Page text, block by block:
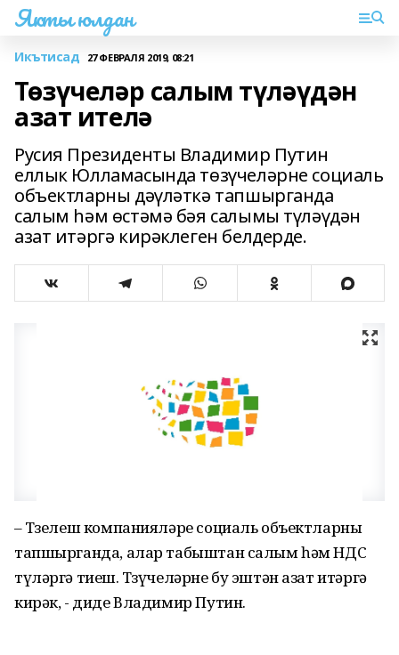
Якты юлдан
Икътисад 27 ФЕВРАЛЯ 2019, 08:21
Төзүчеләр салым түләүдән
азат ителә
Русия Президенты Владимир Путин
еллык Юлламасында төзүчеләрне социаль
объектларны дәүләткә тапшырганда
салым һәм өстәмә бәя салымы түләүдән
азат итәргә кирәклеген белдерде.
– Төзелеш компанияләре социаль объектларны
тапшырганда, алар табыштан салым һәм НДС
түләргә тиеш. Төзүчеләрне бу эштән азат итәргә
кирәк, - диде Владимир Путин.